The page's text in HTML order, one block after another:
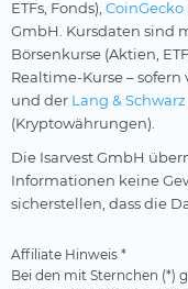
ETFs, Fonds), CoinGecko
GmbH. Kursdaten sind
Börsenkurse (Aktien,
Realtime-Kurse –
und der Lang & Schwarz
(Kryptowährungen).
Die Isarvest GmbH
Informationen keine
sicherstellen, dass die
Affiliate Hinweis *
Bei den mit Sternchen (*)